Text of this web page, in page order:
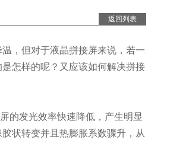
返回列表
，但对于液晶拼接屏来说，若一
怎样的呢？又应该如何解决拼接
的发光效率快速降低，产生明显
状转变并且热膨胀系数骤升，从